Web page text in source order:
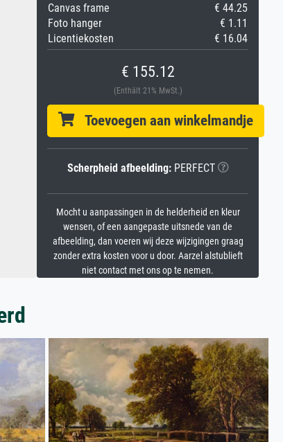
Canvas frame
€ 44.25
Foto hanger
€ 1.11
Licentiekosten
€ 16.04
€ 155.12
(Enthält 21% MwSt.)
Toevoegen aan winkelmandje
Scherpheid afbeelding:PERFECT
Mocht u aanpassingen in de helderheid en kleur
wensen, of een aangepaste uitsnede van de
afbeelding, dan voeren wij deze wijzigingen graag
zonder extra kosten voor u door. Aarzel alstublieft
niet contact met ons op te nemen.